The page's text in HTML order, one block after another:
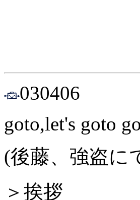
030406
goto,let's goto
(後藤、強盗に
＞挨拶